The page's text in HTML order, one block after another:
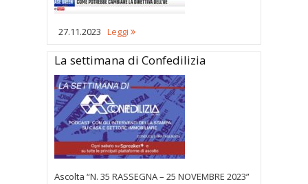
27.11.2023 Leggi
La settimana di Confedilizia
Ascolta “N. 35 RASSEGNA – 25 NOVEMBRE 2023”